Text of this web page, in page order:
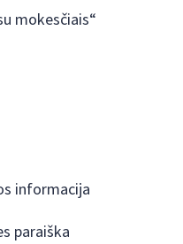
mokesčiais“
informacija
paraiška